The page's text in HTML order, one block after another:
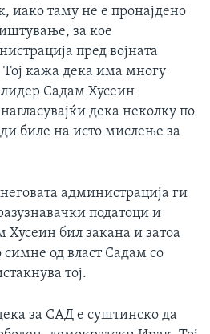
иако таму не е пронајдено
за кое
пред војната
кажа дека има многу
Садам Хусеин
дека неколку по
биле на исто мислење за
администрација ги
податоци и
Хусеин бил закана и затоа
од власт Садам со
тој.
за САД е суштинско да